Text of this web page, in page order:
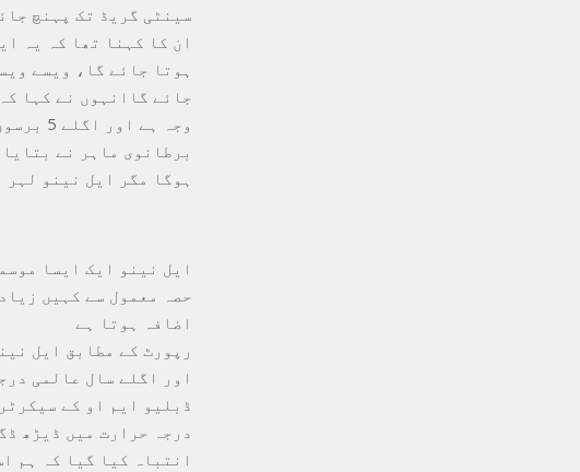
سینٹی گریڈ تک پہنچ
ان کا کہنا تھا کہ یہ
ہوتا جائے گا، ویسے
جائے گاانہوں نے کہا
وجہ ہے اور اگلے 5 برسوں میں ہمیں درجہ حرارت کے نئے ریکارڈز کی توقع کرنی چاہیے۔
برطانوی ماہر نے
ہوگا مگر ایل نینو
ایل نینو ایک ایسا
حصہ معمول سے کہیں
اضافہ ہوتا ہے
رپورٹ کے مطابق ایل
اور اگلے سال عالمی
درجہ حرارت میں ڈیڑھ
انتباہ کیا گیا کہ ہم